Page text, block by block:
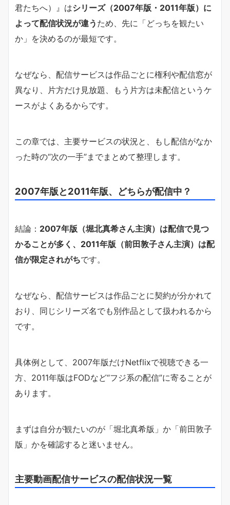
君たちへ）』はシリーズ（2007年版・2011年版）に
よって配信状況が違う ため、先に「どっちを観たい
か」を決めるのが最短です。
なぜなら、配信サービスは作品ごとに権利や配信窓が
異なり、片方だけ見放題、もう片方は未配信というケ
ースがよくあるからです。
この章では、主要サービスの状況と、もし配信がなか
った時の“次の一手”までまとめて整理します。
2007年版と2011年版、どちらが配信中？
結論： 2007年版（堀北真希さん主演）は配信で見つ
かることが多く、2011年版（前田敦子さん主演）は配
信が限定されがちです。
なぜなら、配信サービスは作品ごとに契約が分かれて
おり、同じシリーズ名でも別作品として扱われるから
です。
具体例として、2007年版だけNetflixで視聴できる一
方、2011年版はFODなど“フジ系の配信”に寄ることが
あります。
まずは自分が観たいのが「堀北真希版」か「前田敦子
版」かを確認すると迷いません。
主要動画配信サービスの配信状況一覧